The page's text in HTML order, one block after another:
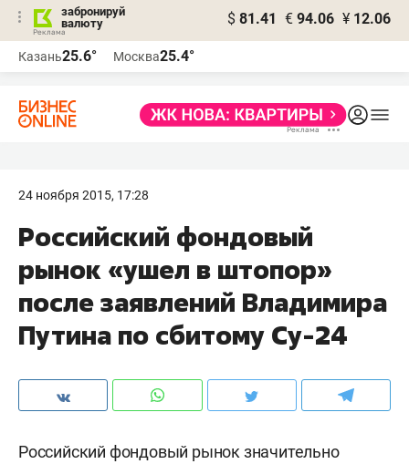
забронируй
валюту
$ 81.41 € 94.06 ¥ 12.06
Казань25.6° Москва25.4°
24 ноября 2015, 17:28
Российский фондовый
рынок «ушел в штопор»
после заявлений Владимира
Путина по сбитому Су-24
Российский фондовый рынок значительно